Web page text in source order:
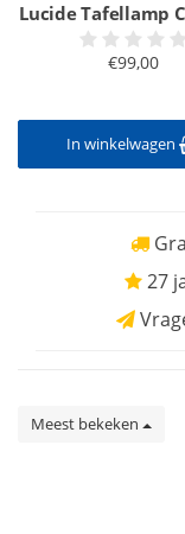
Lucide Tafellamp
€99,00
In winkelwagen
27
Meest bekeken